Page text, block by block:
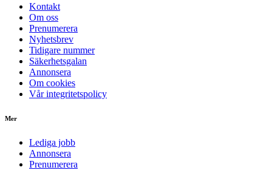
Kontakt
Om oss
Prenumerera
Nyhetsbrev
Tidigare nummer
Säkerhetsgalan
Annonsera
Om cookies
Vår integritetspolicy
Mer
Lediga jobb
Annonsera
Prenumerera